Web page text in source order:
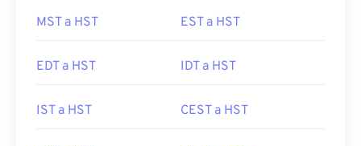
MST a HST EST a HST
EDT a HST IDT a HST
IST a HST CEST a HST